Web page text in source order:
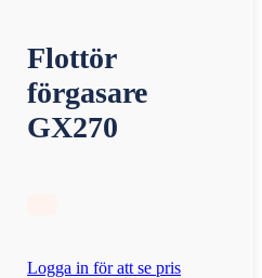
Flottör
förgasare
GX270
Logga in för att se pris